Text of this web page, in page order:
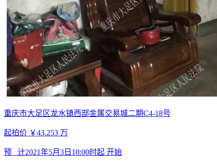
重庆市大足区龙水镇西部金属交易城二期C4-18号
起拍价 ￥43.253 万
预 计2021年5月3日10:00时起 开始